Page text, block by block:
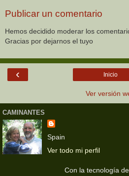
Publicar un comentario
Hemos decidido moderar los
Gracias por dejarnos el tuyo
‹ Inicio
Ver versión
CAMINANTES
Spain
Ver todo mi perfil
Con la tecnología de